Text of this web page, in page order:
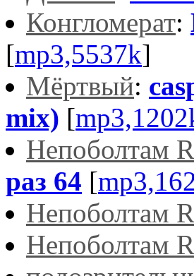
Конгломерат:
[mp3,5537k]
Мёртвый:
mix) [
Непоболтам
раз 64 [
Непоболтам
Непоболтам